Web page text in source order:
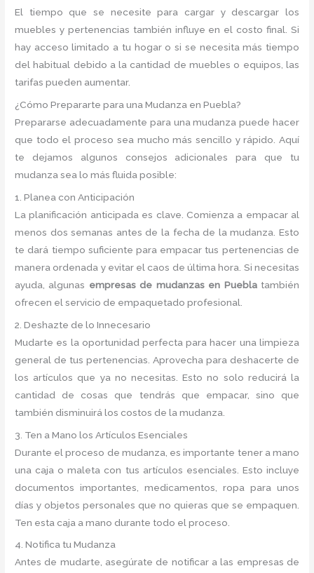
El tiempo que se necesite para cargar y descargar los
muebles y pertenencias también influye en el costo final. Si
hay acceso limitado a tu hogar o si se necesita más tiempo
del habitual debido a la cantidad de muebles o equipos, las
tarifas pueden aumentar.
¿Cómo Prepararte para una Mudanza en Puebla?
Prepararse adecuadamente para una mudanza puede hacer
que todo el proceso sea mucho más sencillo y rápido. Aquí
te dejamos algunos consejos adicionales para que tu
mudanza sea lo más fluida posible:
1. Planea con Anticipación
La planificación anticipada es clave. Comienza a empacar al
menos dos semanas antes de la fecha de la mudanza. Esto
te dará tiempo suficiente para empacar tus pertenencias de
manera ordenada y evitar el caos de última hora. Si necesitas
ayuda, algunas empresas de mudanzas en Pueblatambién
ofrecen el servicio de empaquetado profesional.
2. Deshazte de lo Innecesario
Mudarte es la oportunidad perfecta para hacer una limpieza
general de tus pertenencias. Aprovecha para deshacerte de
los artículos que ya no necesitas. Esto no solo reducirá la
cantidad de cosas que tendrás que empacar, sino que
también disminuirá los costos de la mudanza.
3. Ten a Mano los Artículos Esenciales
Durante el proceso de mudanza, es importante tener a mano
una caja o maleta con tus artículos esenciales. Esto incluye
documentos importantes, medicamentos, ropa para unos
días y objetos personales que no quieras que se empaquen.
Ten esta caja a mano durante todo el proceso.
4. Notifica tu Mudanza
Antes de mudarte, asegúrate de notificar a las empresas de